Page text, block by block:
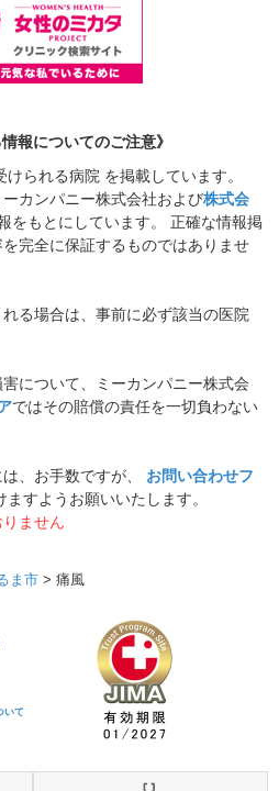
報についてのご注意》
られる病院 を掲載しています。
カンパニー株式会社および株式会
をもとにしています。 正確な情報掲
完全に保証するものではありませ
る場合は、事前に必ず該当の医院
について、ミーカンパニー株式会
ではその賠償の責任を一切負わない
、お手数ですが、 お問い合わせフ
すようお願いいたします。
ません
ま市 > 痛風
いて